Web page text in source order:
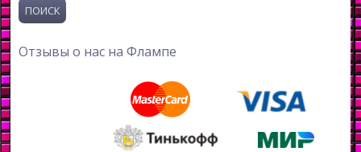
Отзывы о нас на Флампе